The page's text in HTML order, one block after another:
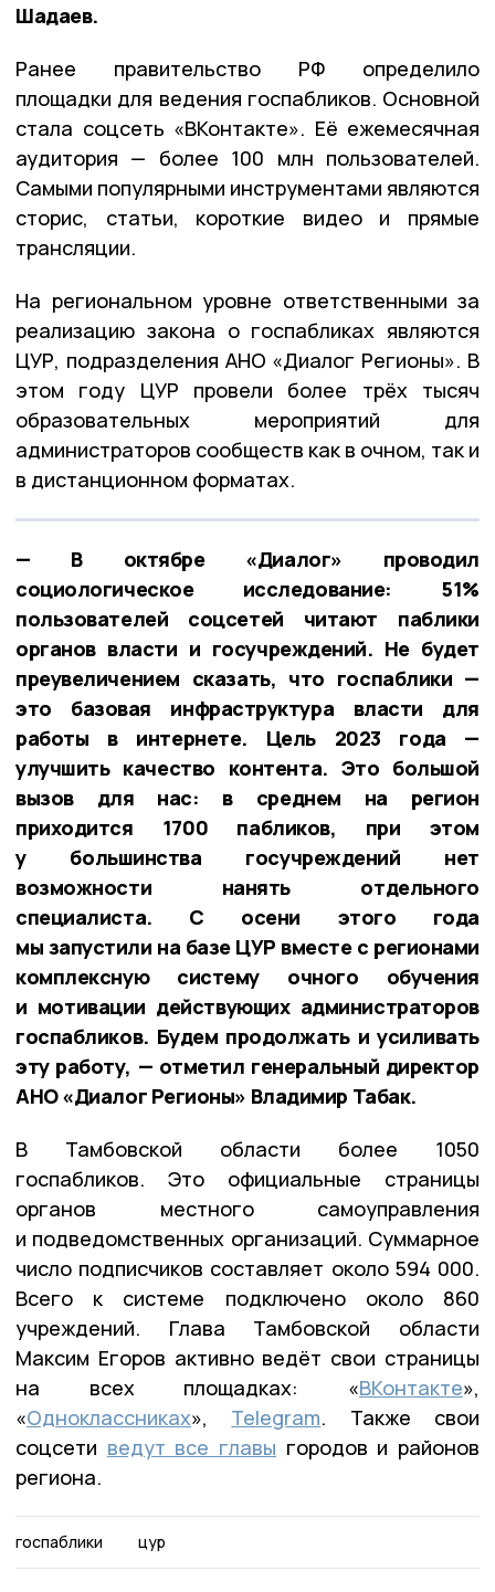
Шадаев.
Ранее правительство РФ определило
площадки для ведения госпабликов. Основной
стала соцсеть «ВКонтакте». Её ежемесячная
аудитория — более 100 млн пользователей.
Самыми популярными инструментами являются
сторис, статьи, короткие видео и прямые
трансляции.
На региональном уровне ответственными за
реализацию закона о госпабликах являются
ЦУР, подразделения АНО «Диалог Регионы». В
этом году ЦУР провели более трёх тысяч
образовательных мероприятий для
администраторов сообществ как в очном, так и
в дистанционном форматах.
— В октябре «Диалог» проводил
социологическое исследование: 51%
пользователей соцсетей читают паблики
органов власти и госучреждений. Не будет
преувеличением сказать, что госпаблики —
это базовая инфраструктура власти для
работы в интернете. Цель 2023 года —
улучшить качество контента. Это большой
вызов для нас: в среднем на регион
приходится 1700 пабликов, при этом
у большинства госучреждений нет
возможности нанять отдельного
специалиста. С осени этого года
мы запустили на базе ЦУР вместе с регионами
комплексную систему очного обучения
и мотивации действующих администраторов
госпабликов. Будем продолжать и усиливать
эту работу, — отметил генеральный директор
АНО «Диалог Регионы» Владимир Табак.
В Тамбовской области более 1050
госпабликов. Это официальные страницы
органов местного самоуправления
и подведомственных организаций. Суммарное
число подписчиков составляет около 594 000.
Всего к системе подключено около 860
учреждений. Глава Тамбовской области
Максим Егоров активно ведёт свои страницы
на всех площадках: «ВКонтакте»,
«Одноклассниках», Telegram. Также свои
соцсети ведут все главы городов и районов
региона.
госпаблики цур